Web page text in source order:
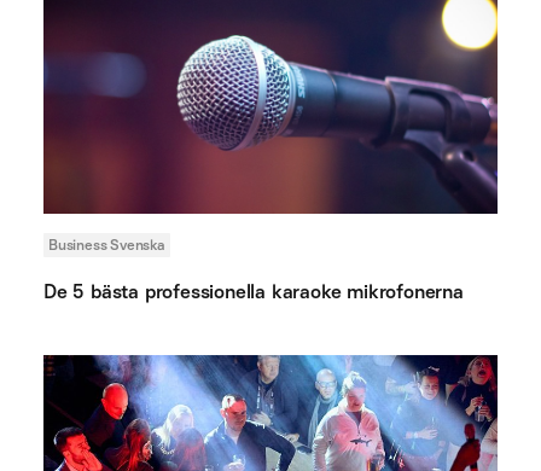
Business Svenska
De 5 bästa professionella karaoke mikrofonerna